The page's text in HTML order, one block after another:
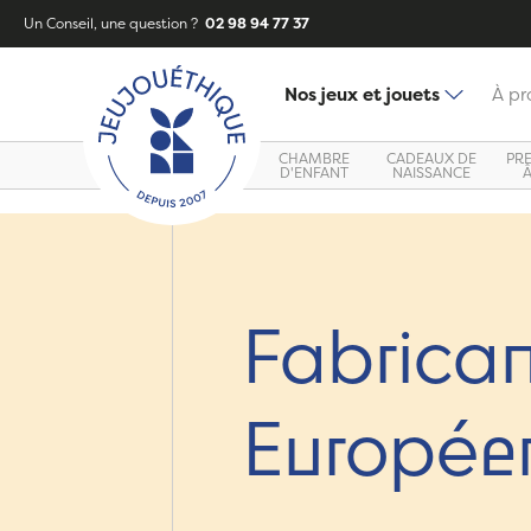
Un Conseil, une question ? 02 98 94 77 37
Nos jeux et jouets À
CHAMBRE
D'ENFANT
CADEAUX DE
NAISSANCE